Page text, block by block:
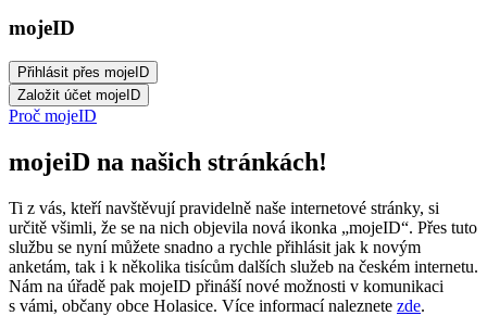
mojeID
Proč mojeID
mojeiD na našich stránkách!
Ti z vás, kteří navštěvují pravidelně naše internetové stránky, si
určitě všimli, že se na nich objevila nová ikonka „mojeID“. Přes tuto
službu se nyní můžete snadno a rychle přihlásit jak k novým
anketám, tak i k několika tisícům dalších služeb na českém internetu.
Nám na úřadě pak mojeID přináší nové možnosti v komunikaci
s vámi, občany obce Holasice. Více informací naleznete zde.